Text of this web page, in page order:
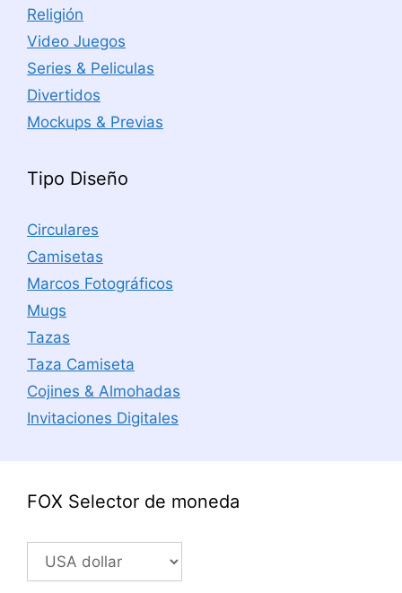
Religión
Video Juegos
Series & Peliculas
Divertidos
Mockups & Previas
Tipo Diseño
Circulares
Camisetas
Marcos Fotográficos
Mugs
Tazas
Taza Camiseta
Cojines & Almohadas
Invitaciones Digitales
FOX Selector de moneda